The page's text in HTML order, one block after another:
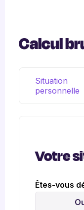
Calcul
Situation
personnelle
Votre
Êtes-vous